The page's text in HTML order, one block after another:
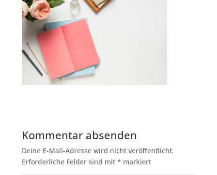
Kommentar absenden
Deine E-Mail-Adresse wird nicht veröffentlicht.
Erforderliche Felder sind mit * markiert